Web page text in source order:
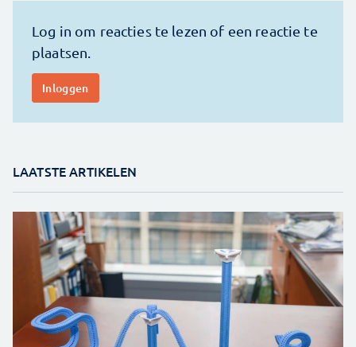
LAATSTE ARTIKELEN